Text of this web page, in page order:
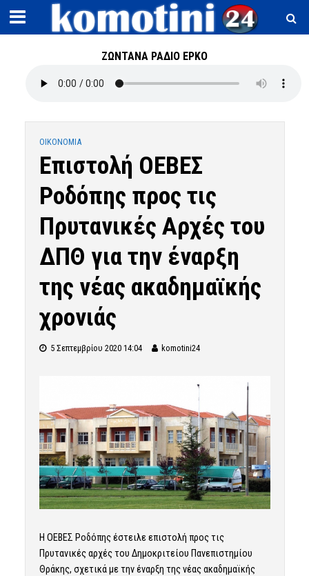
ΖΩΝΤΑΝΑ ΡΑΔΙΟ ΕΡΚΟ
OIKONOMIA
Επιστολή ΟΕΒΕΣ
Ροδόπης προς τις
Πρυτανικές Αρχές του
ΔΠΘ για την έναρξη
της νέας ακαδημαϊκής
χρονιάς
5 Σεπτεμβρίου 2020 14:04 komotini24
Η ΟΕΒΕΣ Ροδόπης έστειλε επιστολή προς τις
Πρυτανικές αρχές του Δημοκριτείου Πανεπιστημίου
Θράκης, σχετικά με την έναρξη της νέας ακαδημαϊκής